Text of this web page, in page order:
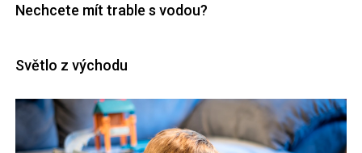
Nechcete mít trable s vodou?
Světlo z východu